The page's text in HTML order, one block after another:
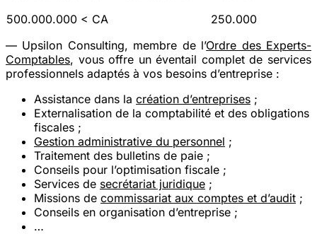
500.000.000 < CA
250.000
— Upsilon Consulting, membre de l’Ordre des Experts-
Comptables, vous offre un éventail complet de services
professionnels adaptés à vos besoins d’entreprise :
Assistance dans la création d’entreprises ;
Externalisation de la comptabilité et des obligations
fiscales ;
Gestion administrative du personnel ;
Traitement des bulletins de paie ;
Conseils pour l’optimisation fiscale ;
Services de secrétariat juridique ;
Missions de commissariat aux comptes et d’audit ;
Conseils en organisation d’entreprise ;
…